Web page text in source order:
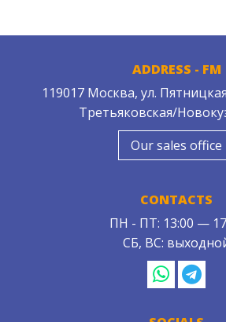
ADDRESS - FM
119017 Москва, ул.
Третьяковская/
Our sales office
CONTACTS
ПН - ПТ: 13:00 —
СБ, ВС: